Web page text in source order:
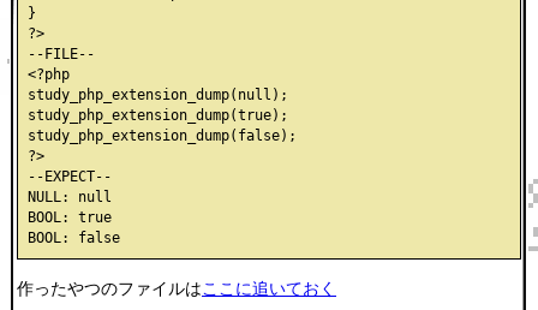
}
?>
--FILE--
<?php
study_php_extension_dump(null);
study_php_extension_dump(true);
study_php_extension_dump(false);
?>
--EXPECT--
NULL: null
BOOL: true
作ったやつのファイルはここに追いておく